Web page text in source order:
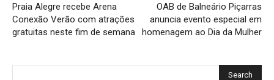
Praia Alegre recebe Arena
Conexão Verão com atrações
gratuitas neste fim de semana
OAB de Balneário Piçarras
anuncia evento especial em
homenagem ao Dia da Mulher